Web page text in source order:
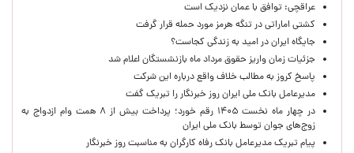
عراقچی: توافق با عمان نزدیک است
کشتی اماراتی در تنگه هرمز مورد حمله قرار گرفت
جایگاه ایران در امید به زندگی کجاست؟
جزئیات زمان واریز حقوق مرداد ماه بازنشستگان اعلام شد
پاسخ کروز به مطالب خلاف واقع درباره این شرکت
مدیرعامل بانک ملی ایران روز خبرنگار را تبریک گفت
در چهار ماه نخست ۱۴۰۵ رقم خورد؛ پرداخت بیش از ۸ همت وام ازدواج به
زوج‌های جوان توسط بانک ملی ایران
پیام تبریک مدیرعامل بانک رفاه کارگران به مناسبت روز خبرنگار